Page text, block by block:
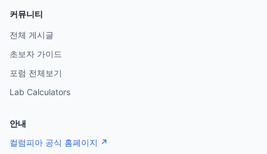
커뮤니티
전체 게시글
초보자 가이드
포럼 전체보기
Lab Calculators
안내
컬럼피아 공식 홈페이지 ↗